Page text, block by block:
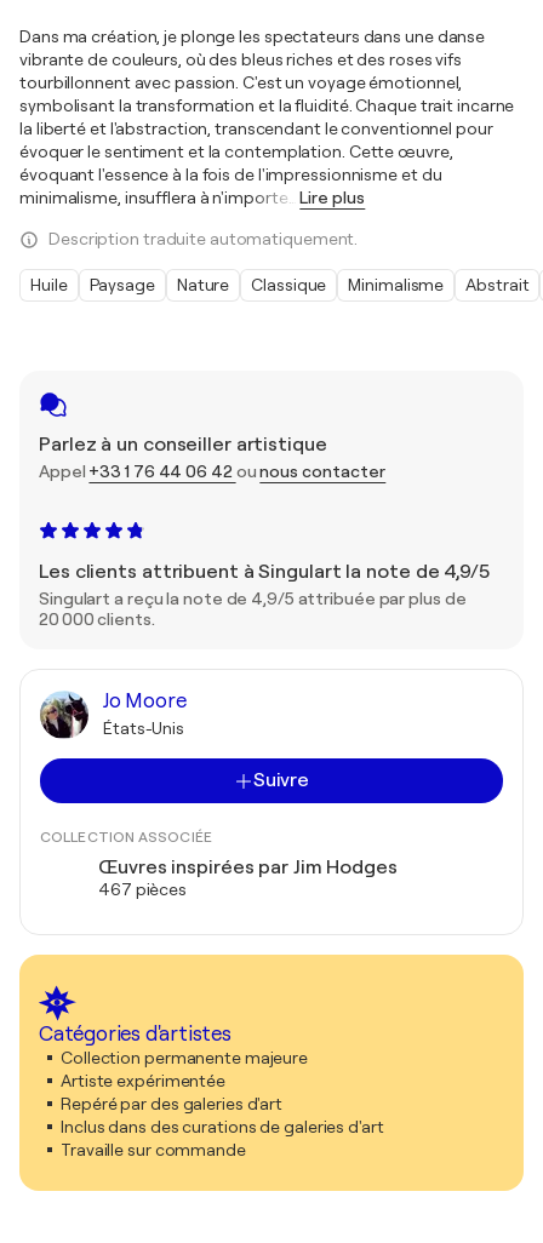
Parlez à un conseiller artistique
Appel +33 1 76 44 06 42 ounous contacter
Les clients attribuent à Singulart la note de 4,9/5
Singulart a reçu la note de 4,9/5 attribuée par plus de
20 000 clients.
Jo Moore
États-Unis
Suivre
COLLECTION ASSOCIÉE
Œuvres inspirées par Jim Hodges
467 pièces
Catégories d'artistes
Collection permanente majeure
Artiste expérimentée
Repéré par des galeries d'art
Inclus dans des curations de galeries d'art
Travaille sur commande
Dans ma création, je plonge les spectateurs dans une danse
vibrante de couleurs, où des bleus riches et des roses vifs
tourbillonnent avec passion. C'est un voyage émotionnel,
symbolisant la transformation et la fluidité. Chaque trait incarne
la liberté et l'abstraction, transcendant le conventionnel pour
évoquer le sentiment et la contemplation. Cette œuvre,
évoquant l'essence à la fois de l'impressionnisme et du
minimalisme, insufflera à n'importe
Lire plus
Description traduite automatiquement.
Huile Paysage Nature Classique Minimalisme Abstrait